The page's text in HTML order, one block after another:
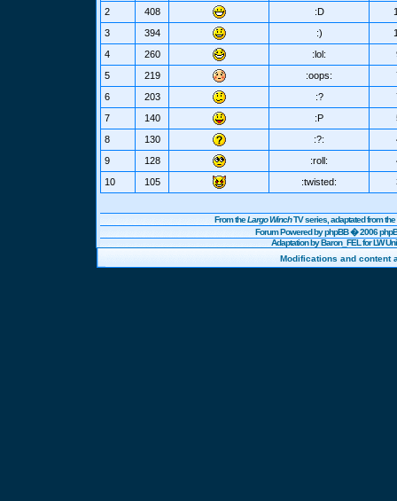
2
408 :D
3
394 :)
4
260 :lol:
5
219 :oops:
6
203 :?
7
140 :P
8
130 :?:
9
128 :roll:
10
105 :twisted:
From theLargo WinchTV series, adaptated from
Forum Powered byphpBB� 2006
Adaptation by Baron_FEL for LW
Modifications and content